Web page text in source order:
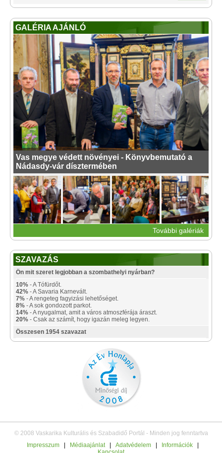
GALÉRIA AJÁNLÓ
Vas megye védett növényei - Könyvbemutató a
Nádasdy-vár dísztermében
További galériák
SZAVAZÁS
Ön mit szeret legjobban a szombathelyi nyárban?
10% - A Tófürdőt.
42% - A Savaria Karnevált.
7% - A rengeteg fagyizási lehetőséget.
8% - A sok gondozott parkot.
14% - A nyugalmat, amit a város atmoszférája áraszt.
20% - Csak az számít, hogy igazán meleg legyen.
Összesen 1954 szavazat
© 2008 Vaskarika Kulturális és Szabadidő Portál - Minden jog fenntartva
Impresszum
Médiaajánlat Adatvédelem Információk